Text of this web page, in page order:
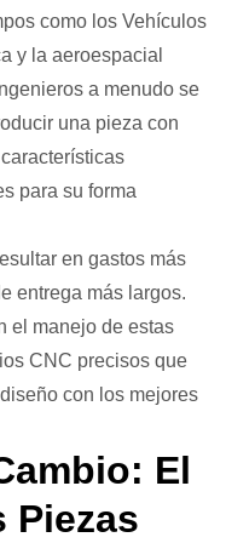
como los Vehículos
y la aeroespacial
a menudo se
una pieza con
para su forma
en gastos más
entrega más largos.
el manejo de estas
CNC precisos que
con los mejores
El
Piezas